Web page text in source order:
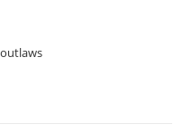
outlaws